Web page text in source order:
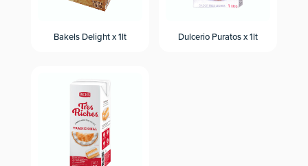
Bakels Delight x 1lt Dulcerio Puratos x 1lt